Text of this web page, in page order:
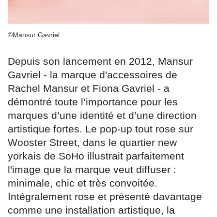
©Mansur Gavriel
Depuis son lancement en 2012, Mansur
Gavriel - la marque d'accessoires de
Rachel Mansur et Fiona Gavriel - a
démontré toute l’importance pour les
marques d’une identité et d’une direction
artistique fortes. Le pop-up tout rose sur
Wooster Street, dans le quartier new
yorkais de SoHo illustrait parfaitement
l'image que la marque veut diffuser :
minimale, chic et très convoitée.
Intégralement rose et présenté davantage
comme une installation artistique, la